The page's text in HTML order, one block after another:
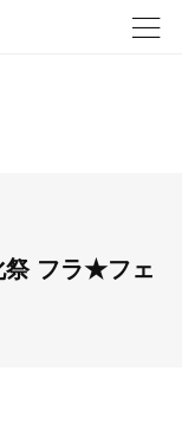
祭 フラ★フェ